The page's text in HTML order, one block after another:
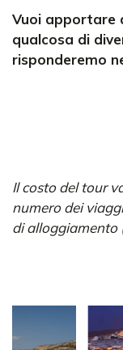
Vuoi apportare
qualcosa di
risponderemo
Il costo del tour
numero dei
di alloggiamento